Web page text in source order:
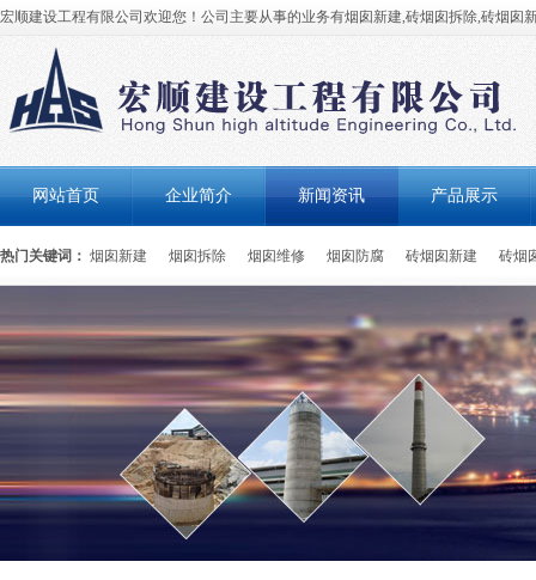
宏顺建设工程有限公司欢迎您！公司主要从事的业务有烟囱新建,砖烟囱拆除,砖烟囱
网站首页 企业简介 新闻资讯 产品展示
热门关键词： 烟囱新建 烟囱拆除 烟囱维修 烟囱防腐 砖烟囱新建 砖烟